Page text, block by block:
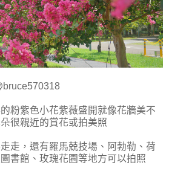
粉紫色小花紫薇盛開就像花牆美不
很親近的賞花或拍美照
走，還有羅馬兢技場、阿勃勒、荷
書館、玫瑰花園等地方可以拍照